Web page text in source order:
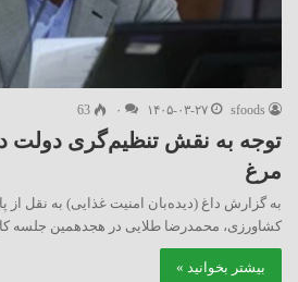
sfoods ۱۴۰۵-۰۳-۲۷ ۰ 63
توجه به نقش تنظیم‌گری دولت
مرغ
به گزارش داغ (دیده‌بان امنیت غذایی) به نقل از
کشاورزی، محمدرضا طلایی در هجدهمین جلسه
بیشتر بخوانید »